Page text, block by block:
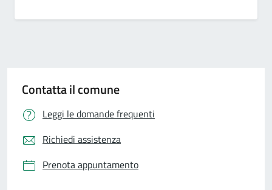
Contatta il comune
Leggi le domande frequenti
Richiedi assistenza
Prenota appuntamento